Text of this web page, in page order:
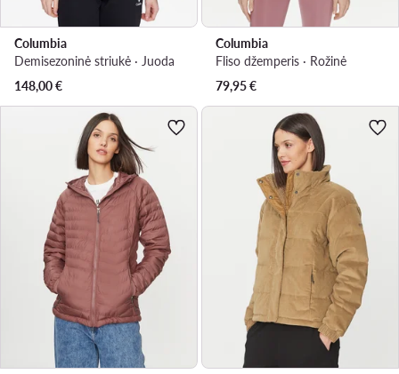
Columbia
Demisezoninė striukė · Juoda
148,00€
Columbia
Fliso džemperis · Rožinė
79,95€